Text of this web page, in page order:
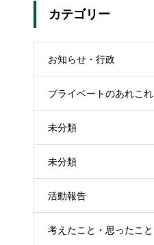
カテゴリー
お知らせ・行政
プライベートのあれこれ
未分類
未分類
活動報告
考えたこと・思ったこと